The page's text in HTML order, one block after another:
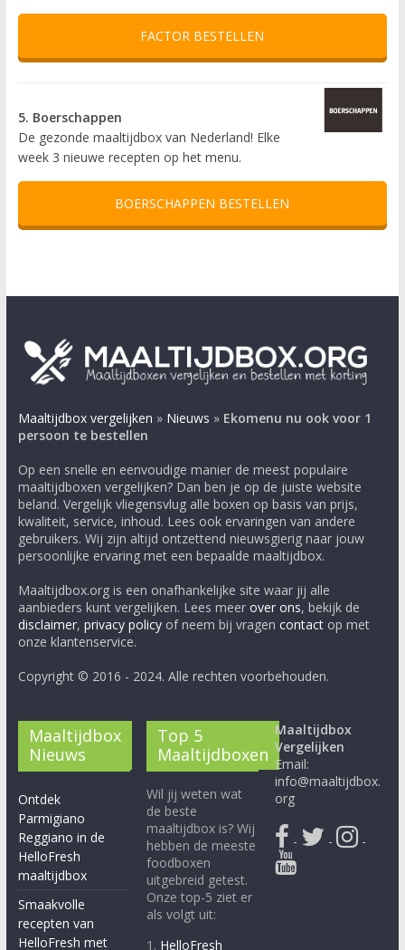
FACTOR BESTELLEN
5. Boerschappen
De gezonde maaltijdbox van Nederland! Elke
week 3 nieuwe recepten op het menu.
BOERSCHAPPEN BESTELLEN
Maaltijdbox vergelijken » Nieuws » Ekomenu nu ook voor 1
persoon te bestellen
Op een snelle en eenvoudige manier de meest populaire
maaltijdboxen vergelijken? Dan ben je op de juiste website
beland. Vergelijk vliegensvlug alle boxen op basis van prijs,
kwaliteit, service, inhoud. Lees ook ervaringen van andere
gebruikers. Wij zijn altijd ontzettend nieuwsgierig naar jouw
persoonlijke ervaring met een bepaalde maaltijdbox.
Maaltijdbox.org is een onafhankelijke site waar jij alle
aanbieders kunt vergelijken. Lees meer over ons, bekijk de
disclaimer, privacy policyof neem bij vragen contactop met
onze klantenservice.
Copyright © 2016 - 2024. Alle rechten voorbehouden.
Maaltijdbox
Nieuws
Ontdek
Parmigiano
Reggiano in de
HelloFresh
maaltijdbox
Smaakvolle
recepten van
HelloFresh met
Top 5
Maaltijdboxen
Wil jij weten wat
de beste
maaltijdbox is? Wij
hebben de meeste
foodboxen
uitgebreid getest.
Onze top-5 ziet er
als volgt uit:
1. HelloFresh
Maaltijdbox
Vergelijken
Email:
info@maaltijdbox.
org
- - -